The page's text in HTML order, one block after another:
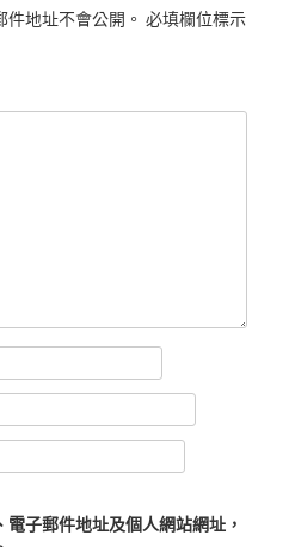
地址不會公開。 必填欄位標示
子郵件地址及個人網站網址，